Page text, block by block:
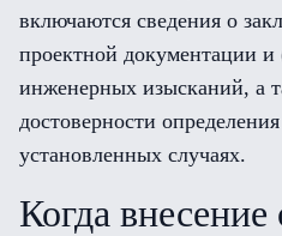
включаются сведения о
проектной документации и
инженерных изысканий, а
достоверности
установленных случаях.
Когда внесение